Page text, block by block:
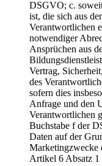
DSGVO; c.
ist, die sich aus
Verantwortlichen
notwendiger
Ansprüchen aus
Vertrag,
des
sofern dies
Anfrage und den
Verantwortlichen
Buchstabe f der
Daten auf der
Marketingzwecke
Artikel 6 Absatz